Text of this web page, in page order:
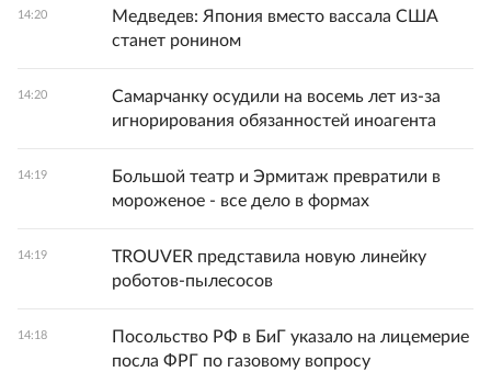
14:20
Медведев: Япония вместо вассала США
станет ронином
14:20
Самарчанку осудили на восемь лет из-за
игнорирования обязанностей иноагента
14:19
Большой театр и Эрмитаж превратили в
мороженое - все дело в формах
14:19
TROUVER представила новую линейку
роботов-пылесосов
14:18
Посольство РФ в БиГ указало на лицемерие
посла ФРГ по газовому вопросу